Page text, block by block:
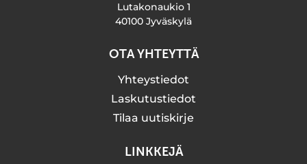
Lutakonaukio 1
40100 Jyväskylä
OTA YHTEYTTÄ
Yhteystiedot
Laskutustiedot
Tilaa uutiskirje
LINKKEJÄ